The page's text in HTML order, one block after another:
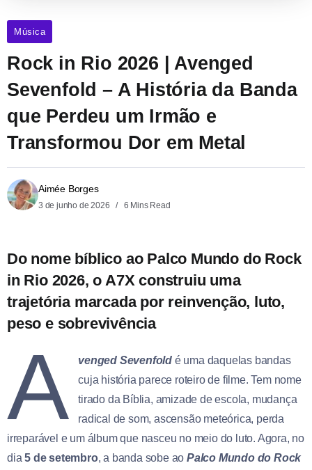
Música
Rock in Rio 2026 | Avenged
Sevenfold – A História da Banda
que Perdeu um Irmão e
Transformou Dor em Metal
Aimée Borges
3 de junho de 2026 6 Mins Read
Do nome bíblico ao Palco Mundo do Rock
in Rio 2026, o A7X construiu uma
trajetória marcada por reinvenção, luto,
peso e sobrevivência
A venged Sevenfold é uma daquelas bandas
cuja história parece roteiro de filme. Tem nome
tirado da Bíblia, amizade de escola, mudança
radical de som, ascensão meteórica, perda
irreparável e um álbum que nasceu no meio do luto. Agora, no
dia5 de setembro, a banda sobe aoPalco Mundo do Rock